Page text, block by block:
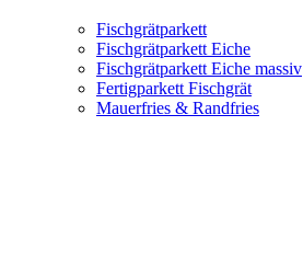
Fischgrätparkett
Fischgrätparkett Eiche
Fischgrätparkett Eiche massiv
Fertigparkett Fischgrät
Mauerfries & Randfries